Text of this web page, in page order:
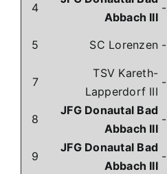
4
Abbach III
-
5 SC Lorenzen-
7
TSV Kareth-
Lapperdorf III
-
8
JFG Donautal Bad
Abbach III
-
9
JFG Donautal Bad
Abbach III
-